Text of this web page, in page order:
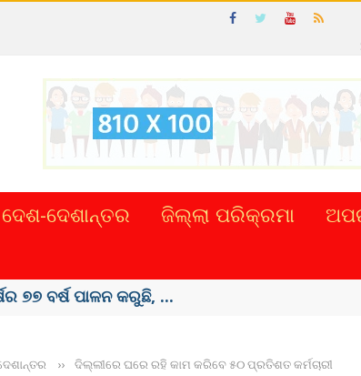
ଦେଶ-ଦେଶାନ୍ତର ଜିଲ୍ଲା ପରିକ୍ରମା
ଡିଜିଟାଲ୍ ନେଣଦେଣ ...
›› ଦିଲ୍ଲୀରେ ଘରେ ରହି କାମ କରିବେ ୫୦ ପ୍ରତିଶତ କର୍ମଚାରୀ